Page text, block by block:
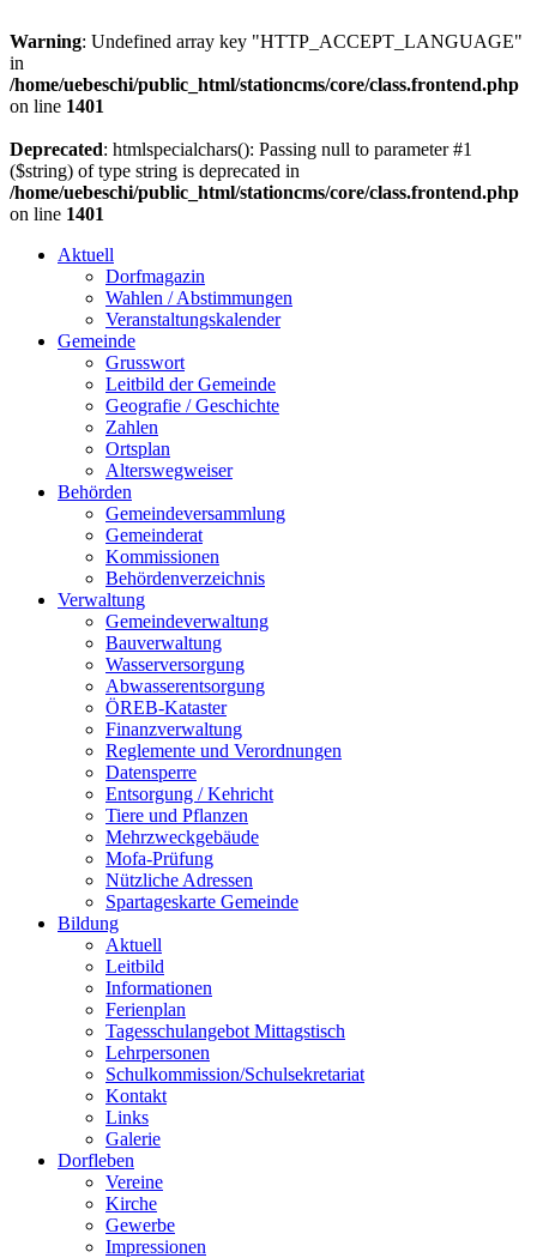
Warning: Undefined array key "HTTP_ACCEPT_LANGUAGE"
in
/home/uebeschi/public_html/stationcms/core/class.frontend.php
on line 1401
Deprecated: htmlspecialchars(): Passing null to parameter #1
($string) of type string is deprecated in
/home/uebeschi/public_html/stationcms/core/class.frontend.php
on line 1401
Aktuell
Dorfmagazin
Wahlen / Abstimmungen
Veranstaltungskalender
Gemeinde
Grusswort
Leitbild der Gemeinde
Geografie / Geschichte
Zahlen
Ortsplan
Alterswegweiser
Behörden
Gemeindeversammlung
Gemeinderat
Kommissionen
Behördenverzeichnis
Verwaltung
Gemeindeverwaltung
Bauverwaltung
Wasserversorgung
Abwasserentsorgung
ÖREB-Kataster
Finanzverwaltung
Reglemente und Verordnungen
Datensperre
Entsorgung / Kehricht
Tiere und Pflanzen
Mehrzweckgebäude
Mofa-Prüfung
Nützliche Adressen
Spartageskarte Gemeinde
Bildung
Aktuell
Leitbild
Informationen
Ferienplan
Tagesschulangebot Mittagstisch
Lehrpersonen
Schulkommission/Schulsekretariat
Kontakt
Links
Galerie
Dorfleben
Vereine
Kirche
Gewerbe
Impressionen